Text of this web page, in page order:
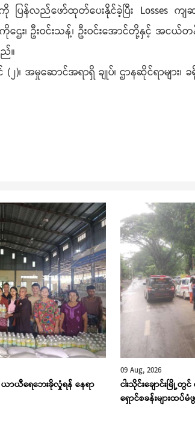
န်လည်ဖော်ထုတ်ပေးနိုင်ခဲ့ပြီး Losses ကျ
ေး၊ ဦးဝင်းသန့်၊ ဦးဝင်းအောင်တို့နှင့် အငယ်တ
။
မှုဆောင်အရာရှိ ချုပ်၊ ဌာနဆိုင်ရာများ၊ ခ
ာယီရေဘေးခိုလှုံရန် နေရာ
09 Aug, 2026
ငါးသိုင်းချောင်းမ
ရှောင်စခန်းများထပ်